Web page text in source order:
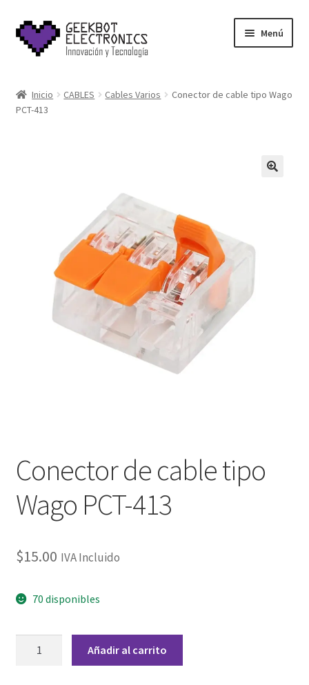
Saltar
a
navegación
Ir
al
contenido
Menú
About Us
Corte Láser
Diseño de Circuitos Impresos
Ensamble de Circuitos Impresos
Inicio CABLES Cables Varios
Conector de cable tipo Wago
PCT-413
Conector de cable tipo
Wago PCT-413
$15.00 IVA Incluido
70 disponibles
Añadir al carrito